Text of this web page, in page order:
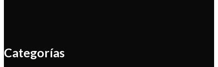
Categorías